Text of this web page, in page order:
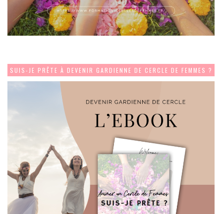
SUIS-JE PRÊTE À DEVENIR GARDIENNE DE CERCLE DE FEMMES ?